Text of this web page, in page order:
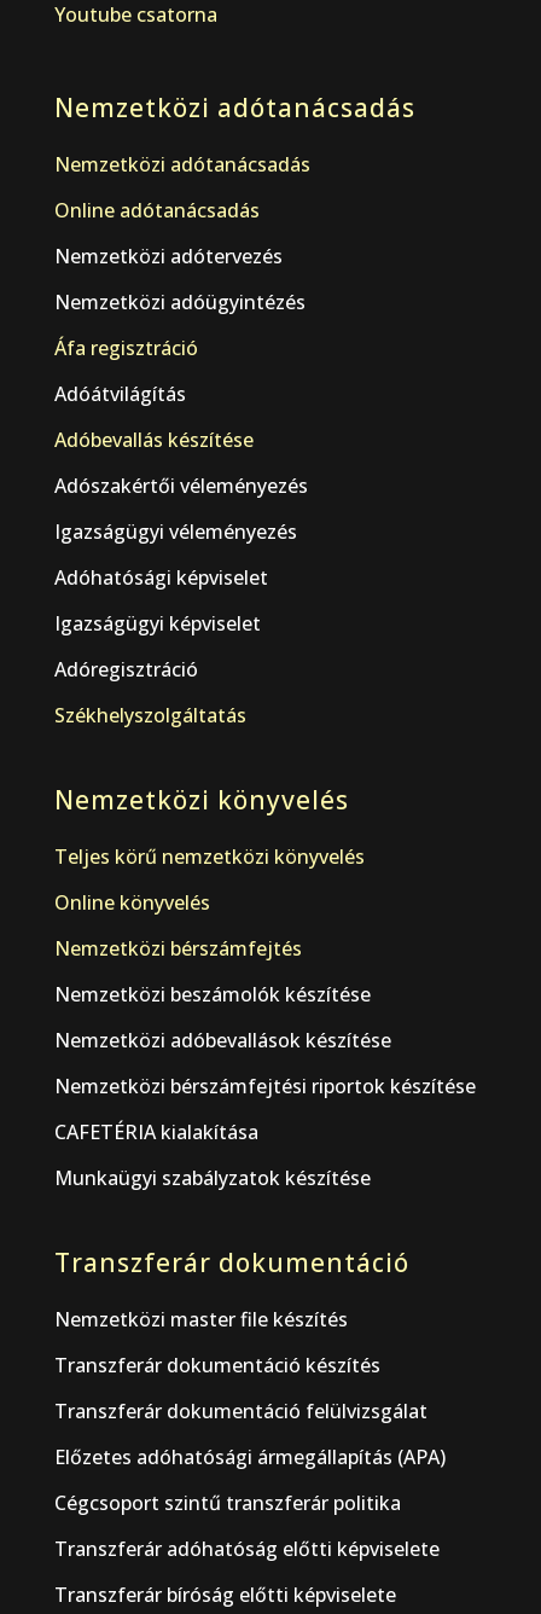
Youtube csatorna
Nemzetközi adótanácsadás
Nemzetközi adótanácsadás
Online adótanácsadás
Nemzetközi adótervezés
Nemzetközi adóügyintézés
Áfa regisztráció
Adóátvilágítás
Adóbevallás készítése
Adószakértői véleményezés
Igazságügyi véleményezés
Adóhatósági képviselet
Igazságügyi képviselet
Adóregisztráció
Székhelyszolgáltatás
Nemzetközi könyvelés
Teljes körű nemzetközi könyvelés
Online könyvelés
Nemzetközi bérszámfejtés
Nemzetközi beszámolók készítése
Nemzetközi adóbevallások készítése
Nemzetközi bérszámfejtési riportok készítése
CAFETÉRIA kialakítása
Munkaügyi szabályzatok készítése
Transzferár dokumentáció
Nemzetközi master file készítés
Transzferár dokumentáció készítés
Transzferár dokumentáció felülvizsgálat
Előzetes adóhatósági ármegállapítás (APA)
Cégcsoport szintű transzferár politika
Transzferár adóhatóság előtti képviselete
Transzferár bíróság előtti képviselete